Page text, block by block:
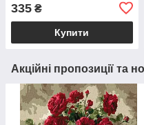
335 ₴
Купити
Акційні пропозиції та